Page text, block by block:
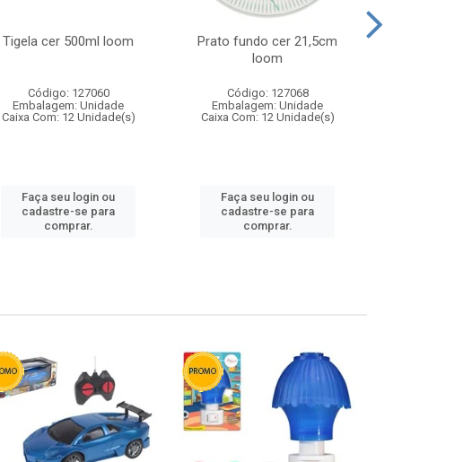
Tigela cer 500ml loom
Código: 127060
Embalagem: Unidade
Caixa Com: 12 Unidade(s)
Faça seu login ou
cadastre-se para
comprar.
Prato fundo cer 21,5cm
loom
Código: 127068
Embalagem: Unidade
Caixa Com: 12 Unidade(s)
Faça seu login ou
cadastre-se para
comprar.